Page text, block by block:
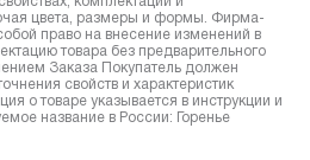
цвета, размеры и формы. Фирма-
право на внесение изменений в
товара без предварительного
Заказа Покупатель должен
свойств и характеристик
о товаре указывается в инструкции и
название в России: Горенье